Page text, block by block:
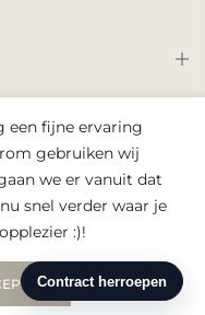
WINKELWAGEN
Zoeken
een fijne ervaring
gebruiken wij
we er vanuit dat
snel verder waar je
:)!